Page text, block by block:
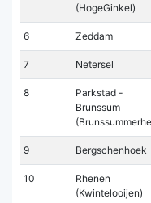
(HogeGinkel)
6 Zeddam
7 Netersel
8
Parkstad -
Brunssum
9 Bergschenhoek
10
Rhenen
(Kwintelooijen)